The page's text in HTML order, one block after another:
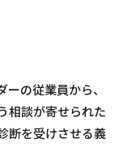
の従業員から、
相談が寄せられた
断を受けさせる義